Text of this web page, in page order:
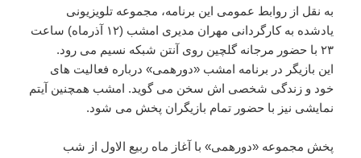
به نقل از روابط عمومی این برنامه، مجموعه تلویزیونی
یادشده به کارگردانی مهران مدیری امشب (۱۲ آذرماه) ساعت
۲۳ با حضور مرجانه گلچین روی آنتن شبکه نسیم می رود.
این بازیگر در برنامه امشب «دورهمی» درباره فعالیت های
خود و زندگی شخصی اش سخن می گوید. امشب همچنین آیتم
نمایشی نیز با حضور تمام بازیگران پخش می شود.
پخش مجموعه «دورهمی» با آغاز ماه ربیع الاول از شب